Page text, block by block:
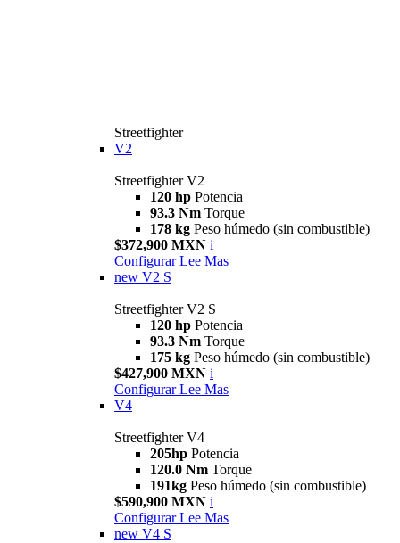
Streetfighter
V2
Streetfighter V2
120 hp Potencia
93.3 Nm Torque
178 kg Peso húmedo (sin combustible)
$372,900 MXN i
Configurar Lee Mas
new V2 S
Streetfighter V2 S
120 hp Potencia
93.3 Nm Torque
175 kg Peso húmedo (sin combustible)
$427,900 MXN i
Configurar Lee Mas
V4
Streetfighter V4
205hp Potencia
120.0 Nm Torque
191kg Peso húmedo (sin combustible)
$590,900 MXN i
Configurar Lee Mas
new V4 S